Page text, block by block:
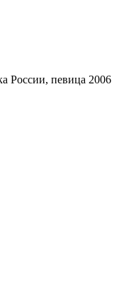
России, певица 2006